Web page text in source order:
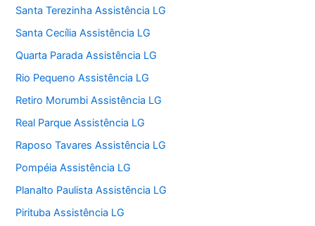
Santa Terezinha Assistência LG
Santa Cecília Assistência LG
Quarta Parada Assistência LG
Rio Pequeno Assistência LG
Retiro Morumbi Assistência LG
Real Parque Assistência LG
Raposo Tavares Assistência LG
Pompéia Assistência LG
Planalto Paulista Assistência LG
Pirituba Assistência LG